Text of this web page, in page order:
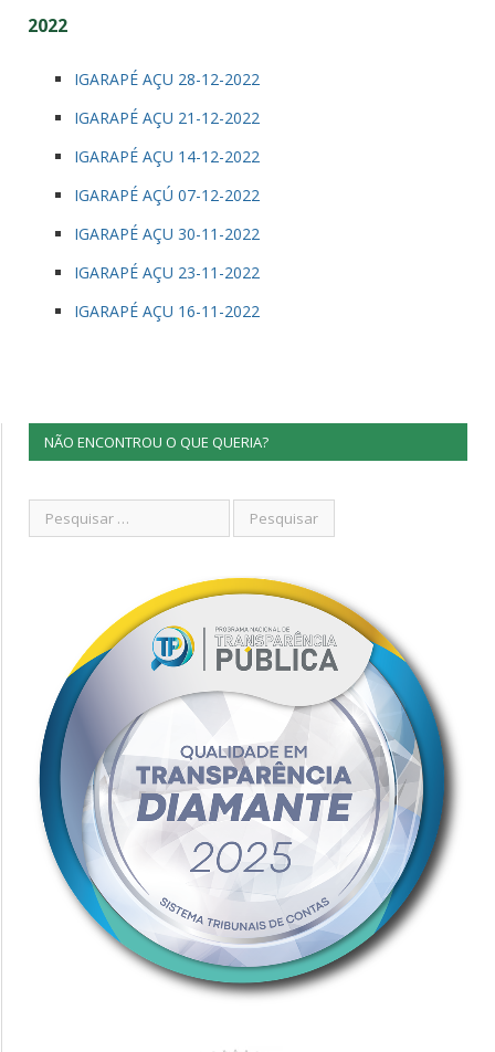
2022
IGARAPÉ AÇU 28-12-2022
IGARAPÉ AÇU 21-12-2022
IGARAPÉ AÇU 14-12-2022
IGARAPÉ AÇÚ 07-12-2022
IGARAPÉ AÇU 30-11-2022
IGARAPÉ AÇU 23-11-2022
IGARAPÉ AÇU 16-11-2022
NÃO ENCONTROU O QUE QUERIA?